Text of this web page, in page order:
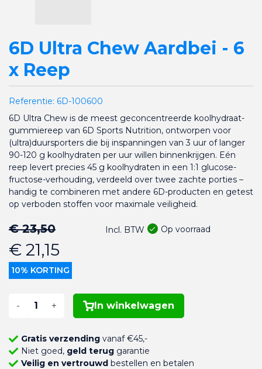
6D Ultra Chew Aardbei - 6
x Reep
Referentie: 6D-100600
6D Ultra Chew is de meest geconcentreerde koolhydraat-
gummiereep van 6D Sports Nutrition, ontworpen voor
(ultra)duursporters die bij inspanningen van 3 uur of langer
90-120 g koolhydraten per uur willen binnenkrijgen. Eén
reep levert precies 45 g koolhydraten in een 1:1 glucose-
fructose-verhouding, verdeeld over twee zachte porties –
handig te combineren met andere 6D-producten en getest
op verboden stoffen voor maximale veiligheid.
€ 23,50
€ 21,15
10% KORTING
Incl. BTW Op voorraad
- + In winkelwagen
Gratis verzendingvanaf €45,-
Niet goed, geld teruggarantie
Veilig en vertrouwdbestellen en betalen